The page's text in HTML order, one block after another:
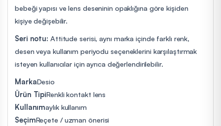
bebeği yapısı ve lens deseninin opaklığına göre kişiden
kişiye değişebilir.
Seri notu: Attitude serisi, aynı marka içinde farklı renk,
desen veya kullanım periyodu seçeneklerini karşılaştırmak
isteyen kullanıcılar için ayrıca değerlendirilebilir.
MarkaDesio
Ürün TipiRenkli kontakt lens
Kullanımaylık kullanım
SeçimReçete / uzman önerisi